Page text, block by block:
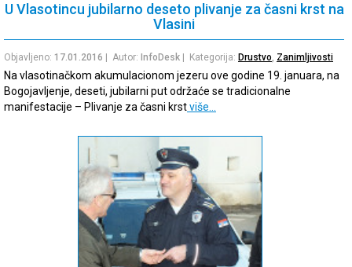
U Vlasotincu jubilarno deseto plivanje za časni krst na
Vlasini
Objavljeno: 17.01.2016 | Autor: InfoDesk | Kategorija: Drustvo, Zanimljivosti
Na vlasotinačkom akumulacionom jezeru ove godine 19. januara, na
Bogojavljenje, deseti, jubilarni put održaće se tradicionalne
manifestacije – Plivanje za časni krstviše…